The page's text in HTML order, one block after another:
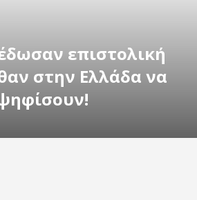
επιστολική
στην Ελλάδα να